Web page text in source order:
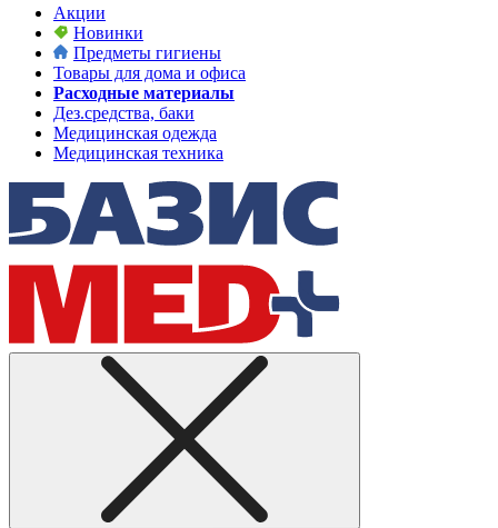
Акции
Новинки
Предметы гигиены
Товары для дома и офиса
Расходные материалы
Дез.средства, баки
Медицинская одежда
Медицинская техника